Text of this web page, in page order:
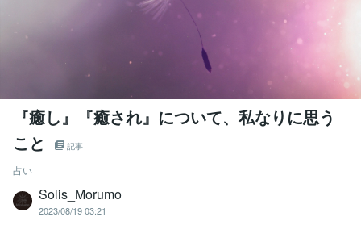
『癒し』『癒され』について、私なりに思う
こと
記事
占い
Solis_Morumo
2023/08/19 03:21